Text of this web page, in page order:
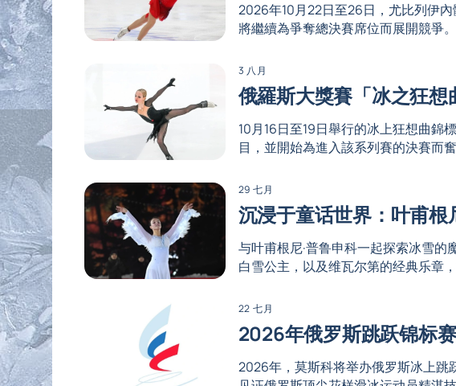
2026年10月22日至26日，尤比列伊
將繼續為爭奪總決賽席位而展開競爭。
3 八月
俄羅斯大獎賽「冰之狂
10月16日至19日舉行的冰上狂想曲
目，並開始為進入該系列賽的決賽而奮
29 七月
沉浸于童话世界：叶甫
与叶甫根尼·普鲁申科一起探索冰雪
白雪公主，以及维瓦尔第的经典乐章
22 七月
2026年俄罗斯跳跃锦标
2026年，莫斯科将举办俄罗斯冰上跳